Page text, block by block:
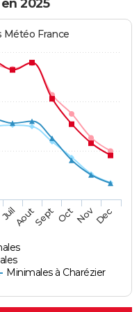
2025
Météo France
Minimales à Charézier
JuilAoutSept OctNovDec